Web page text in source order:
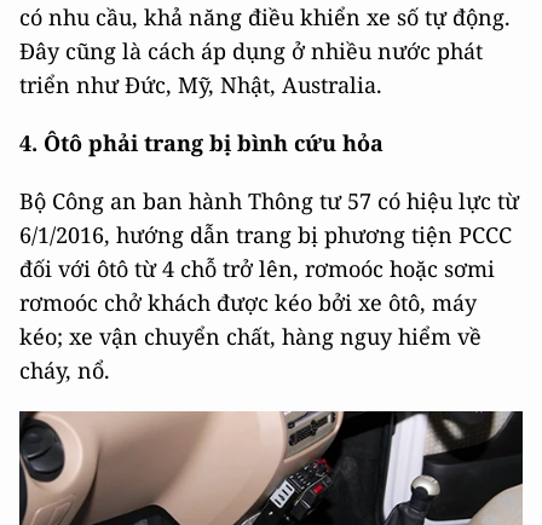
có nhu cầu, khả năng điều khiển xe số tự động.
Đây cũng là cách áp dụng ở nhiều nước phát
triển như Đức, Mỹ, Nhật, Australia.
4. Ôtô phải trang bị bình cứu hỏa
Bộ Công an ban hành Thông tư 57 có hiệu lực từ
6/1/2016, hướng dẫn trang bị phương tiện PCCC
đối với ôtô từ 4 chỗ trở lên, rơmoóc hoặc sơmi
rơmoóc chở khách được kéo bởi xe ôtô, máy
kéo; xe vận chuyển chất, hàng nguy hiểm về
cháy, nổ.